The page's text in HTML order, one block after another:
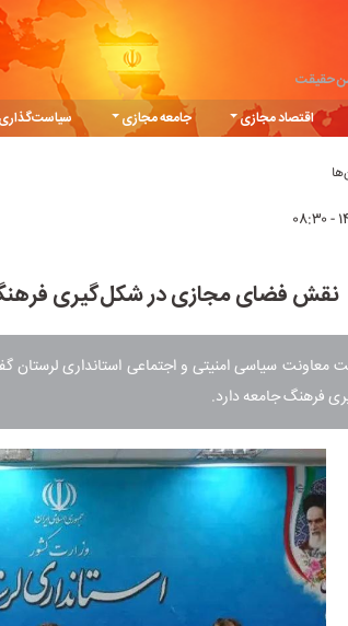
حقیقت
اقتصاد مجازی جامعه مجازی سیاست‌گذاری
نقش فضای مجازی در شکل‌گیری فرهنگ
معاونت سیاسی امنیتی و اجتماعی استانداری
فرهنگ جامعه دارد.